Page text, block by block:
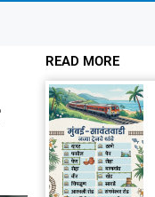
READ MORE